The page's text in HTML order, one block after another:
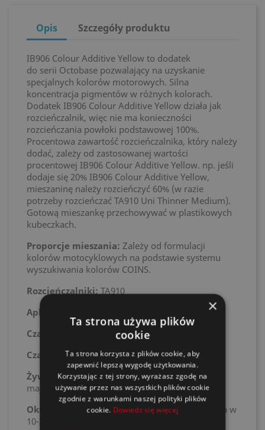
Opis Szczegóły produktu
IB906 Colour Additive Yellow to dodatek
do serii Octobase pozwalający na uzyskanie
specjalnych kolorów motorowych. Silna
koncentracja pigmentów w różnych kolorach.
Dodatek IB906 Colour Additive Yellow działa jak
rozcieńczalnik, więc nie ma konieczności
rozcieńczania powłoki podstawowej 100%.
Procentowa zawartość rozcieńczalnika, który należy
dodać, zależy od zastosowanej wartości
procentowej IB906 Colour Additive Yellow. np. jeśli
dodaje się 20% IB906 Colour Additive Yellow,
mieszaninę należy rozcieńczyć 60% (w razie
potrzeby rozcieńczać TA910 Uni Thinner Medium).
Gotową mieszankę przechowywać w plastikowych
kubeczkach.
Proporcje mieszania: Zależy od formulacji
kolorów motocyklowych na podstawie systemu
wyszukiwania kolorów COINS.
Rozcieńczalniki:TA910
Aplikacja:
2-3 warstwy 15-25 μm (0,6-1,0 mil)
Czas odparowania:
Do wyschnięcia
Czas schnięcia:10-15 min w 20°C
Żywotność mieszanki w 20°C:Mieszane kolory
mają ograniczoną żywotność mieszanki.
Okres przydatności do użycia:Minimum 4 lata w
10-30°C (nieotwarte opakowanie)
×
Ta strona używa plików
cookie
Ta strona korzysta z plików cookie, aby
zapewnić lepszą wygodę użytkowania.
Korzystając z tej strony, wyrażasz zgodę na
używanie przez nas wszystkich plików cookie
zgodnie z warunkami naszej polityki plików
cookie. Dowiedz się więcej